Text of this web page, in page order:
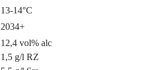
13-14°C
2034+
12,4 vol% alc
1,5 g/l RZ